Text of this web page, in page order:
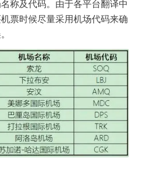
称及代码。由于各平台翻译中
票时候尽量采用机场代码来确